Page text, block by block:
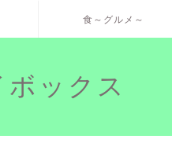
食～グルメ～
ボックス